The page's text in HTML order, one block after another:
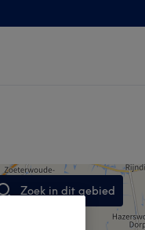
Zoek in dit gebied